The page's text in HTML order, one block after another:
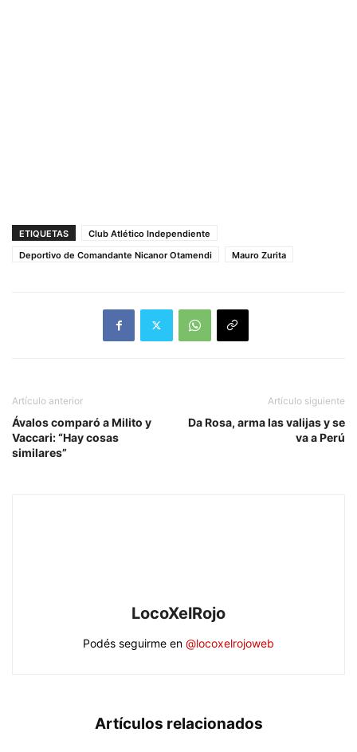
ETIQUETAS
Club Atlético Independiente
Deportivo de Comandante Nicanor Otamendi
Mauro Zurita
Artículo anterior
Ávalos comparó a Milito y
Vaccari: “Hay cosas
similares”
Artículo siguiente
Da Rosa, arma las valijas y se
va a Perú
LocoXelRojo
Podés seguirme en @locoxelrojoweb
Artículos relacionados